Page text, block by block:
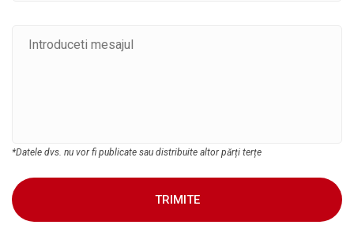
*Datele dvs. nu vor fi publicate sau distribuite altor părți terțe
TRIMITE